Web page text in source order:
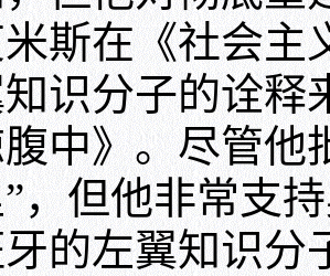
在《社会主
识分子的诠释
腹中》。尽管
，但他非常支
的左翼知识分